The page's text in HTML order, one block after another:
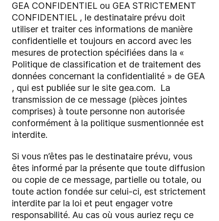
GEA CONFIDENTIEL ou GEA STRICTEMENT
CONFIDENTIEL , le destinataire prévu doit
utiliser et traiter ces informations de manière
confidentielle et toujours en accord avec les
mesures de protection spécifiées dans la «
Politique de classification et de traitement des
données concernant la confidentialité » de GEA
, qui est publiée sur le site gea.com. La
transmission de ce message (pièces jointes
comprises) à toute personne non autorisée
conformément à la politique susmentionnée est
interdite.
Si vous n’êtes pas le destinataire prévu, vous
êtes informé par la présente que toute diffusion
ou copie de ce message, partielle ou totale, ou
toute action fondée sur celui-ci, est strictement
interdite par la loi et peut engager votre
responsabilité. Au cas où vous auriez reçu ce